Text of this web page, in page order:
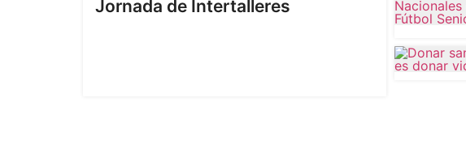
Jornada de Intertalleres